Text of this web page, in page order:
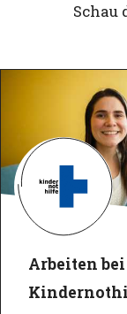
Schau
Arbeiten bei